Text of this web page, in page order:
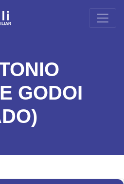
GODOI